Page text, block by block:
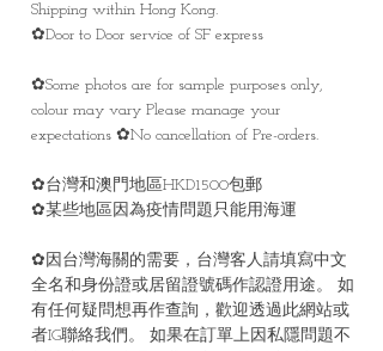
Shipping within Hong Kong.
✿Door to Door service of SF express
✿Some photos are for sample purposes only,
colour may vary Please manage your
expectations ✿No cancellation of Pre-orders.
✿台灣和澳門地區HKD1500包郵
✿某些地區因為疫情問題只能用海運
✿因台灣海關的需要，台灣客人請填寫中文
全名和身份證或居留證號碼作認證用途。 如
有任何疑問想再作查詢，歡迎透過此網站或
者IG聯絡我們。 如果在訂單上因私隱問題不